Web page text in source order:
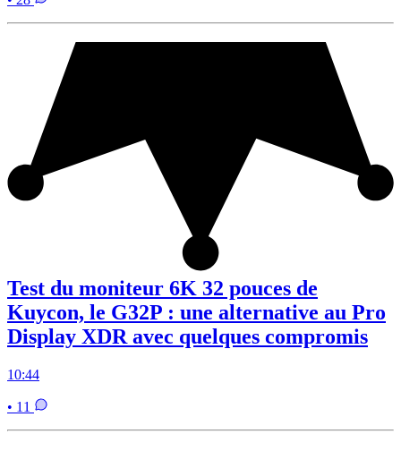
Test du moniteur 6K 32 pouces de
Kuycon, le G32P : une alternative au Pro
Display XDR avec quelques compromis
10:44
• 11